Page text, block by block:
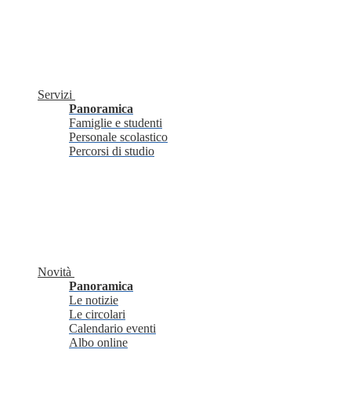
Servizi
Panoramica
Famiglie e studenti
Personale scolastico
Percorsi di studio
Novità
Panoramica
Le notizie
Le circolari
Calendario eventi
Albo online